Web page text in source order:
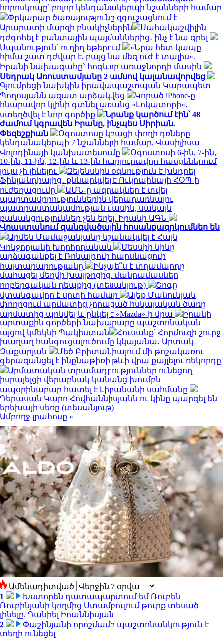
հորոսկոպը՝ բոլոր կենդանակերպի նշանների համար
Փրկարար ծառայությունը զգուշացնում է
Արարատի մարզի բնակիչներին
Սահակաշվիլին
դժգոհել է բանտային պայմաններից․ ինչ է նա գրել
Սպանություն՝ ուղիղ եթերում
«Նրա հետ կապը
հիմա շատ դժվար է, բայց նա մեզ ուժ է տալիս».
Իրանի նախագահը` հոգևոր առաջնորդի մասին
Սեդրակ Առուստամյանը 2 ամսով կալանավորվեց
Գյումրեցի նախկին իրավապաշտպան Կարապետ
Պողոսյանն ազատ արձակվեց
Կորած iPhone-ը
հնարավոր կլինի գտնել առանց «Լոկատորի»․
ստեղծվել է նոր գործիք
Նրանք կարծում էին՝ 48
ժամում կգրավեն Իրանը, ինչպես Սիրիան.
Փեզեշքիան
Օգոստոսը կբացի փողի դռները
կենդանակերպի 7 նշանների համար. Վասիլիսա
Վոլոդինայի կանխատեսումը
Օգոստոսի 6-ին, 7-ին,
10-ին, 11-ին, 12-ին և 13-ին հարյուրավոր հասցեներում
լույս չի լինելու
Զելենսկին օգնություն է խնդրել
Ֆինլանդիայից․ քննարկվել է Ուկրաինայի ՀՕՊ-ի
ուժեղացումը
ԱՄՆ-ը ազդակներ է տվել
պարտավորություններին վերադառնալու
պատրաստակամության մասին, սակայն
բանակցություններ չեն եղել. Իրանի ԱԳՆ
Վրաստանում զանգվածային հոսանքազրկումներ են
Արմեն Մամաջանյանը նշանակվել է Հայկ
Կոնջորյանի խորհրդական
Մեսսիի կինը
արձագանքել է Ռոնալդուի հարսնացուի
հայտարարությանը
Ինչպե՞ս է տղամարդը
մահացել մեղվի խայթոցից. մանրամասներ
ողբերգական դեպքից (տեսանյութ)
Շոգը
վտանգավոր է սրտի համար
Ալեք Մանուկյան
փողոցում արմատից չորացած հսկայական ծառը
արմատից պոկվել և ընկել է «Mazda»-ի վրա
Իրանի
արտաքին գործերի նախարարը պաշտոնական
այցով կմեկնի Պակիստան
Հուսանք՝ Հորմուզի շուրջ
խաղաղ հանգուցալուծումը կկայանա․ Արտակ
Զաքարյան
Մեծ Բրիտանիայում մի թոշակառու
գերազանցել է ինքնաթիռի թևի վրա քայլելու ռեկորդը
Արմատական տրամադրություններ ունեցող
իսրայելցի վերաբնակ կանանց խումբն
ապօրինաբար հատել է Լիբանանի սահմանը
Դերասան Կարո Հովհաննիսյանն ու կինը պարզել են
երեխայի սեռը (տեսանյութ)
Ամբողջ լրահոսը »
Ամենադիտված
1
Խստորեն դատապարտում եմ Ռուբեն
Ռուբինյանի կողմից Ստամբուլում թուրք տեսած
լինելը. Դանիել Իոաննիսյան
2
Փաշինյանի որոշմամբ պաշտոնանկություն է
տեղի ունեցել